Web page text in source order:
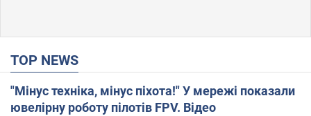
TOP NEWS
"Мінус техніка, мінус піхота!" У мережі показали
ювелірну роботу пілотів FPV. Відео